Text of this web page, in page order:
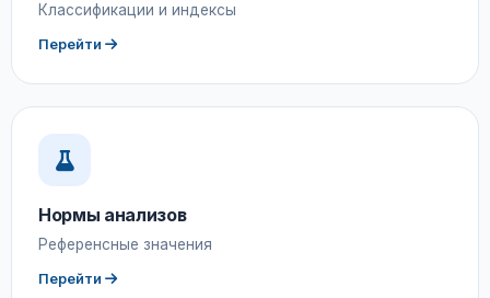
Классификации и индексы
Перейти
Нормы анализов
Референсные значения
Перейти